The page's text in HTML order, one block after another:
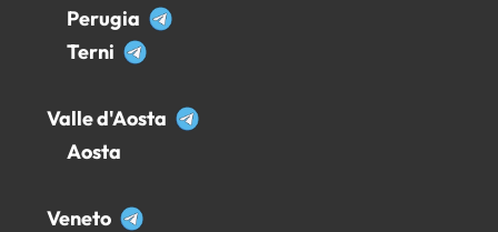
Perugia
Terni
Valle d'Aosta
Aosta
Veneto